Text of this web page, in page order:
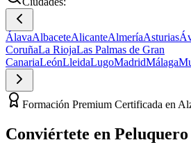
ÁlavaAlbaceteAlicanteAlmeríaAsturias
CoruñaLa RiojaLas Palmas de Gran
CanariaLeónLleidaLugoMadridMálaga
Formación Premium Certificada en
Conviértete en